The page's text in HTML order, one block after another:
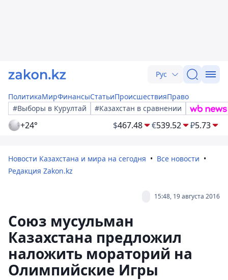
Рус
ПолитикаМирФинансыСтатьиПроисшествияПраво
#Выборы в Курултай
#Казахстан в сравнении
+24° $467.48 €539.52 ₽5.73
Новости Казахстана и мира на сегодня
Все новости
Редакция Zakon.kz
15:48, 19 августа 2016
Союз мусульман
Казахстана предложил
наложить мораторий на
Олимпийские Игры